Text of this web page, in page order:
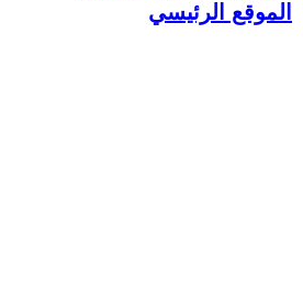
الموقع الرئيسي